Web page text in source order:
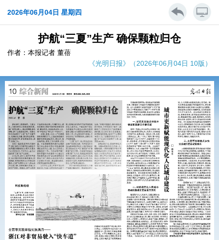
2026年06月04日 星期四
护航“三夏”生产 确保颗粒归仓
作者：本报记者 董蓓
《光明日报》（2026年06月04日 10版）